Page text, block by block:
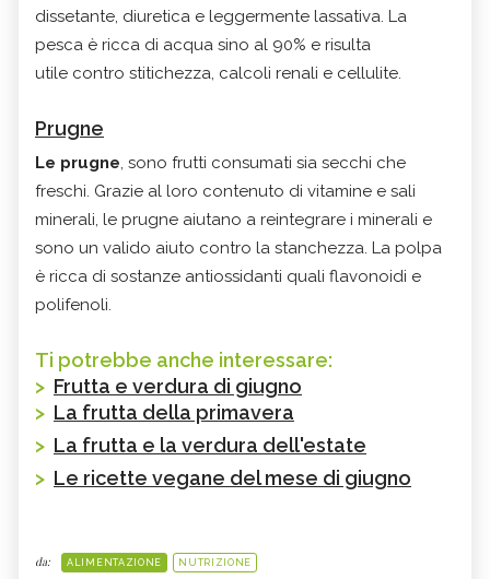
dissetante, diuretica e leggermente lassativa. La
pesca è ricca di acqua sino al 90% e risulta
utile contro stitichezza, calcoli renali e cellulite.
Prugne
Le prugne, sono frutti consumati sia secchi che
freschi. Grazie al loro contenuto di vitamine e sali
minerali, le prugne aiutano a reintegrare i minerali e
sono un valido aiuto contro la stanchezza. La polpa
è ricca di sostanze antiossidanti quali flavonoidi e
polifenoli.
Ti potrebbe anche interessare:
> Frutta e verdura di giugno
> La frutta della primavera
> La frutta e la verdura dell'estate
> Le ricette vegane del mese di giugno
da: ALIMENTAZIONE NUTRIZIONE